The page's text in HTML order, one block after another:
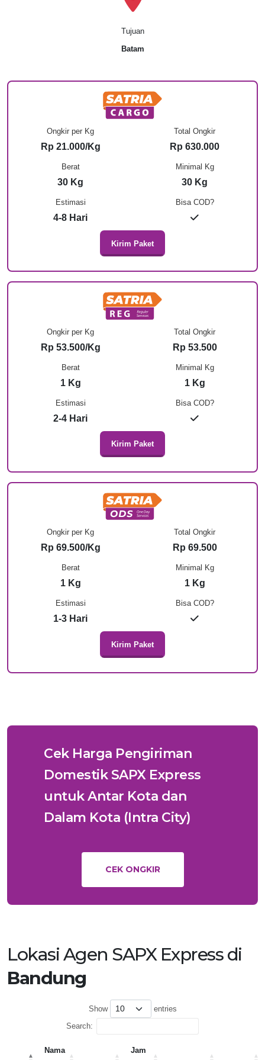
Tujuan
Batam
Bisa COD?
Ongkir per Kg
Rp 21.000/Kg
Total Ongkir
Rp 630.000
Berat
30 Kg
Minimal Kg
30 Kg
Estimasi
4-8 Hari
Kirim Paket
Bisa COD?
Ongkir per Kg
Rp 53.500/Kg
Total Ongkir
Rp 53.500
Berat
1 Kg
Minimal Kg
1 Kg
Estimasi
2-4 Hari
Kirim Paket
Bisa COD?
Ongkir per Kg
Rp 69.500/Kg
Total Ongkir
Rp 69.500
Berat
1 Kg
Minimal Kg
1 Kg
Estimasi
1-3 Hari
Kirim Paket
Cek Harga Pengiriman
Domestik SAPX Express
untuk Antar Kota dan
Dalam Kota (Intra City)
CEK ONGKIR
Lokasi Agen SAPX Express di
Bandung
Show
entries
Search:
Nama Jam